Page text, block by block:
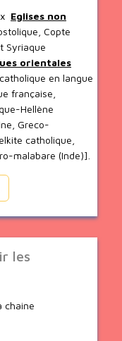
Eglises non
Copte
Syriaque
orientales
en langue
française,
Hellène
Greco-
catholique,
malabare (Inde)].
les
chaine